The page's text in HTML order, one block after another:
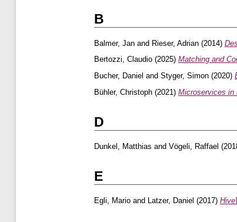
B
Balmer, Jan and Rieser, Adrian (2014)
Bertozzi, Claudio (2025) Matching and
Bucher, Daniel and Styger, Simon (2020)
Bühler, Christoph (2021) Microservices in
D
Dunkel, Matthias and Vögeli, Raffael
E
Egli, Mario and Latzer, Daniel (2017)